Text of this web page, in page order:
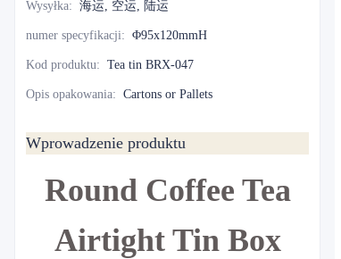
Wysyłka: 海运, 空运, 陆运
numer specyfikacji: Φ95x120mmH
Kod produktu: Tea tin BRX-047
Opis opakowania: Cartons or Pallets
Wprowadzenie produktu
Round Coffee Tea
Airtight Tin Box